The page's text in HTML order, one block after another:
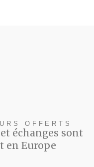
OFFERTS
échanges sont
en Europe